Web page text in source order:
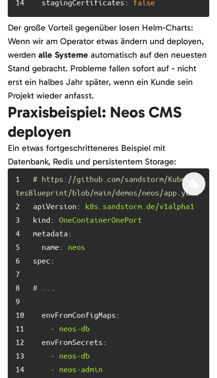
stagingCertificates: false
Der große Vorteil gegenüber losen Helm-Charts:
Wenn wir am Operator etwas ändern und deployen,
werden alle Systeme automatisch auf den neuesten
Stand gebracht. Probleme fallen sofort auf - nicht
erst ein halbes Jahr später, wenn ein Kunde sein
Projekt wieder anfasst.
Praxisbeispiel: Neos CMS
deployen
Ein etwas fortgeschritteneres Beispiel mit
Datenbank, Redis und persistentem Storage:
# https://github.com/sandstorm/Kuberne
tesBlueprint/blob/main/demos/neos/app.yaml
apiVersion:
k8s.sandstorm.de/v1alpha1
kind:
OneContainerOnePort
metadata:
name:
neos
spec:
# ...
envFromConfigMaps:
-
neos-db
envFromSecrets:
-
neos-db
-
neos-admin